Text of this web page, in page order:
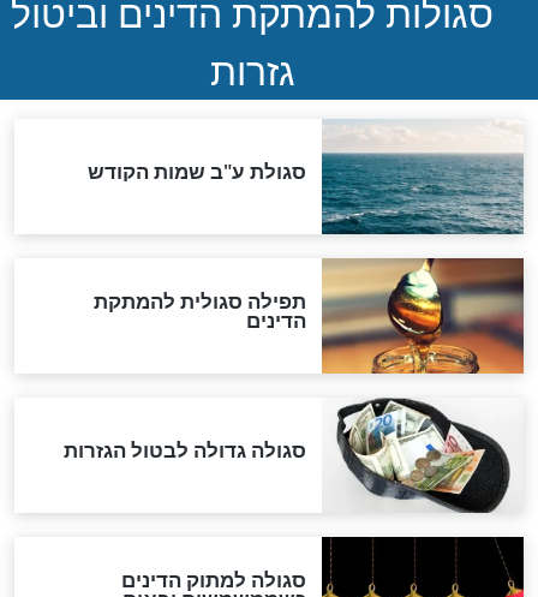
שורדת השואה שחוגגת 100:
"מודה לקב"ה על כל השנים"
לכל המאמרים
אחרית הימים
האם אפשר לחשב את הקץ?